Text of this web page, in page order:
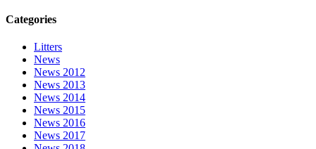
Categories
Litters
News
News 2012
News 2013
News 2014
News 2015
News 2016
News 2017